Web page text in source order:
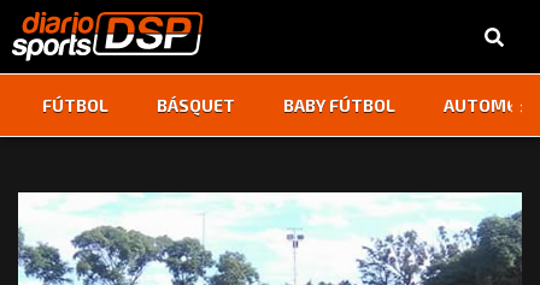
FÚTBOL BÁSQUET BABY FÚTBOL ‹ ›